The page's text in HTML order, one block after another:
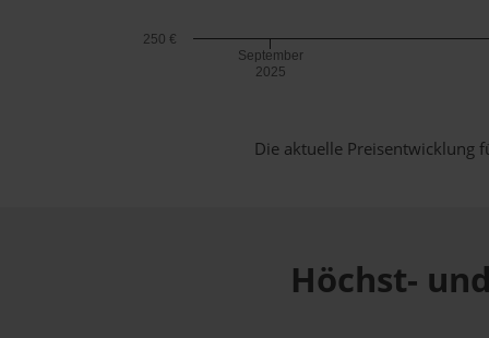
September
2025
250 €
Die aktuelle Preisentwicklung
Höchst-